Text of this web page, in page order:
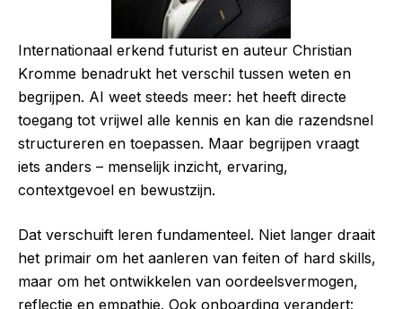
Internationaal erkend futurist en auteur Christian
Kromme benadrukt het verschil tussen weten en
begrijpen. AI weet steeds meer: het heeft directe
toegang tot vrijwel alle kennis en kan die razendsnel
structureren en toepassen. Maar begrijpen vraagt
iets anders – menselijk inzicht, ervaring,
contextgevoel en bewustzijn.
Dat verschuift leren fundamenteel. Niet langer draait
het primair om het aanleren van feiten of hard skills,
maar om het ontwikkelen van oordeelsvermogen,
reflectie en empathie. Ook onboarding verandert: